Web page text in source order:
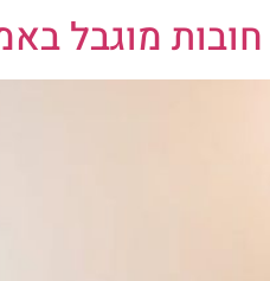
מוגבל